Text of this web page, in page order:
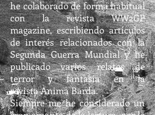
he colaborado de forma habitual
con la revista WW2GP
magazine, escribiendo artículos
de interés relacionados con la
Segunda Guerra Mundial y he
publicado varios relatos de
terror y fantasía en la
revista Anima Barda.
Siempre me he considerado un